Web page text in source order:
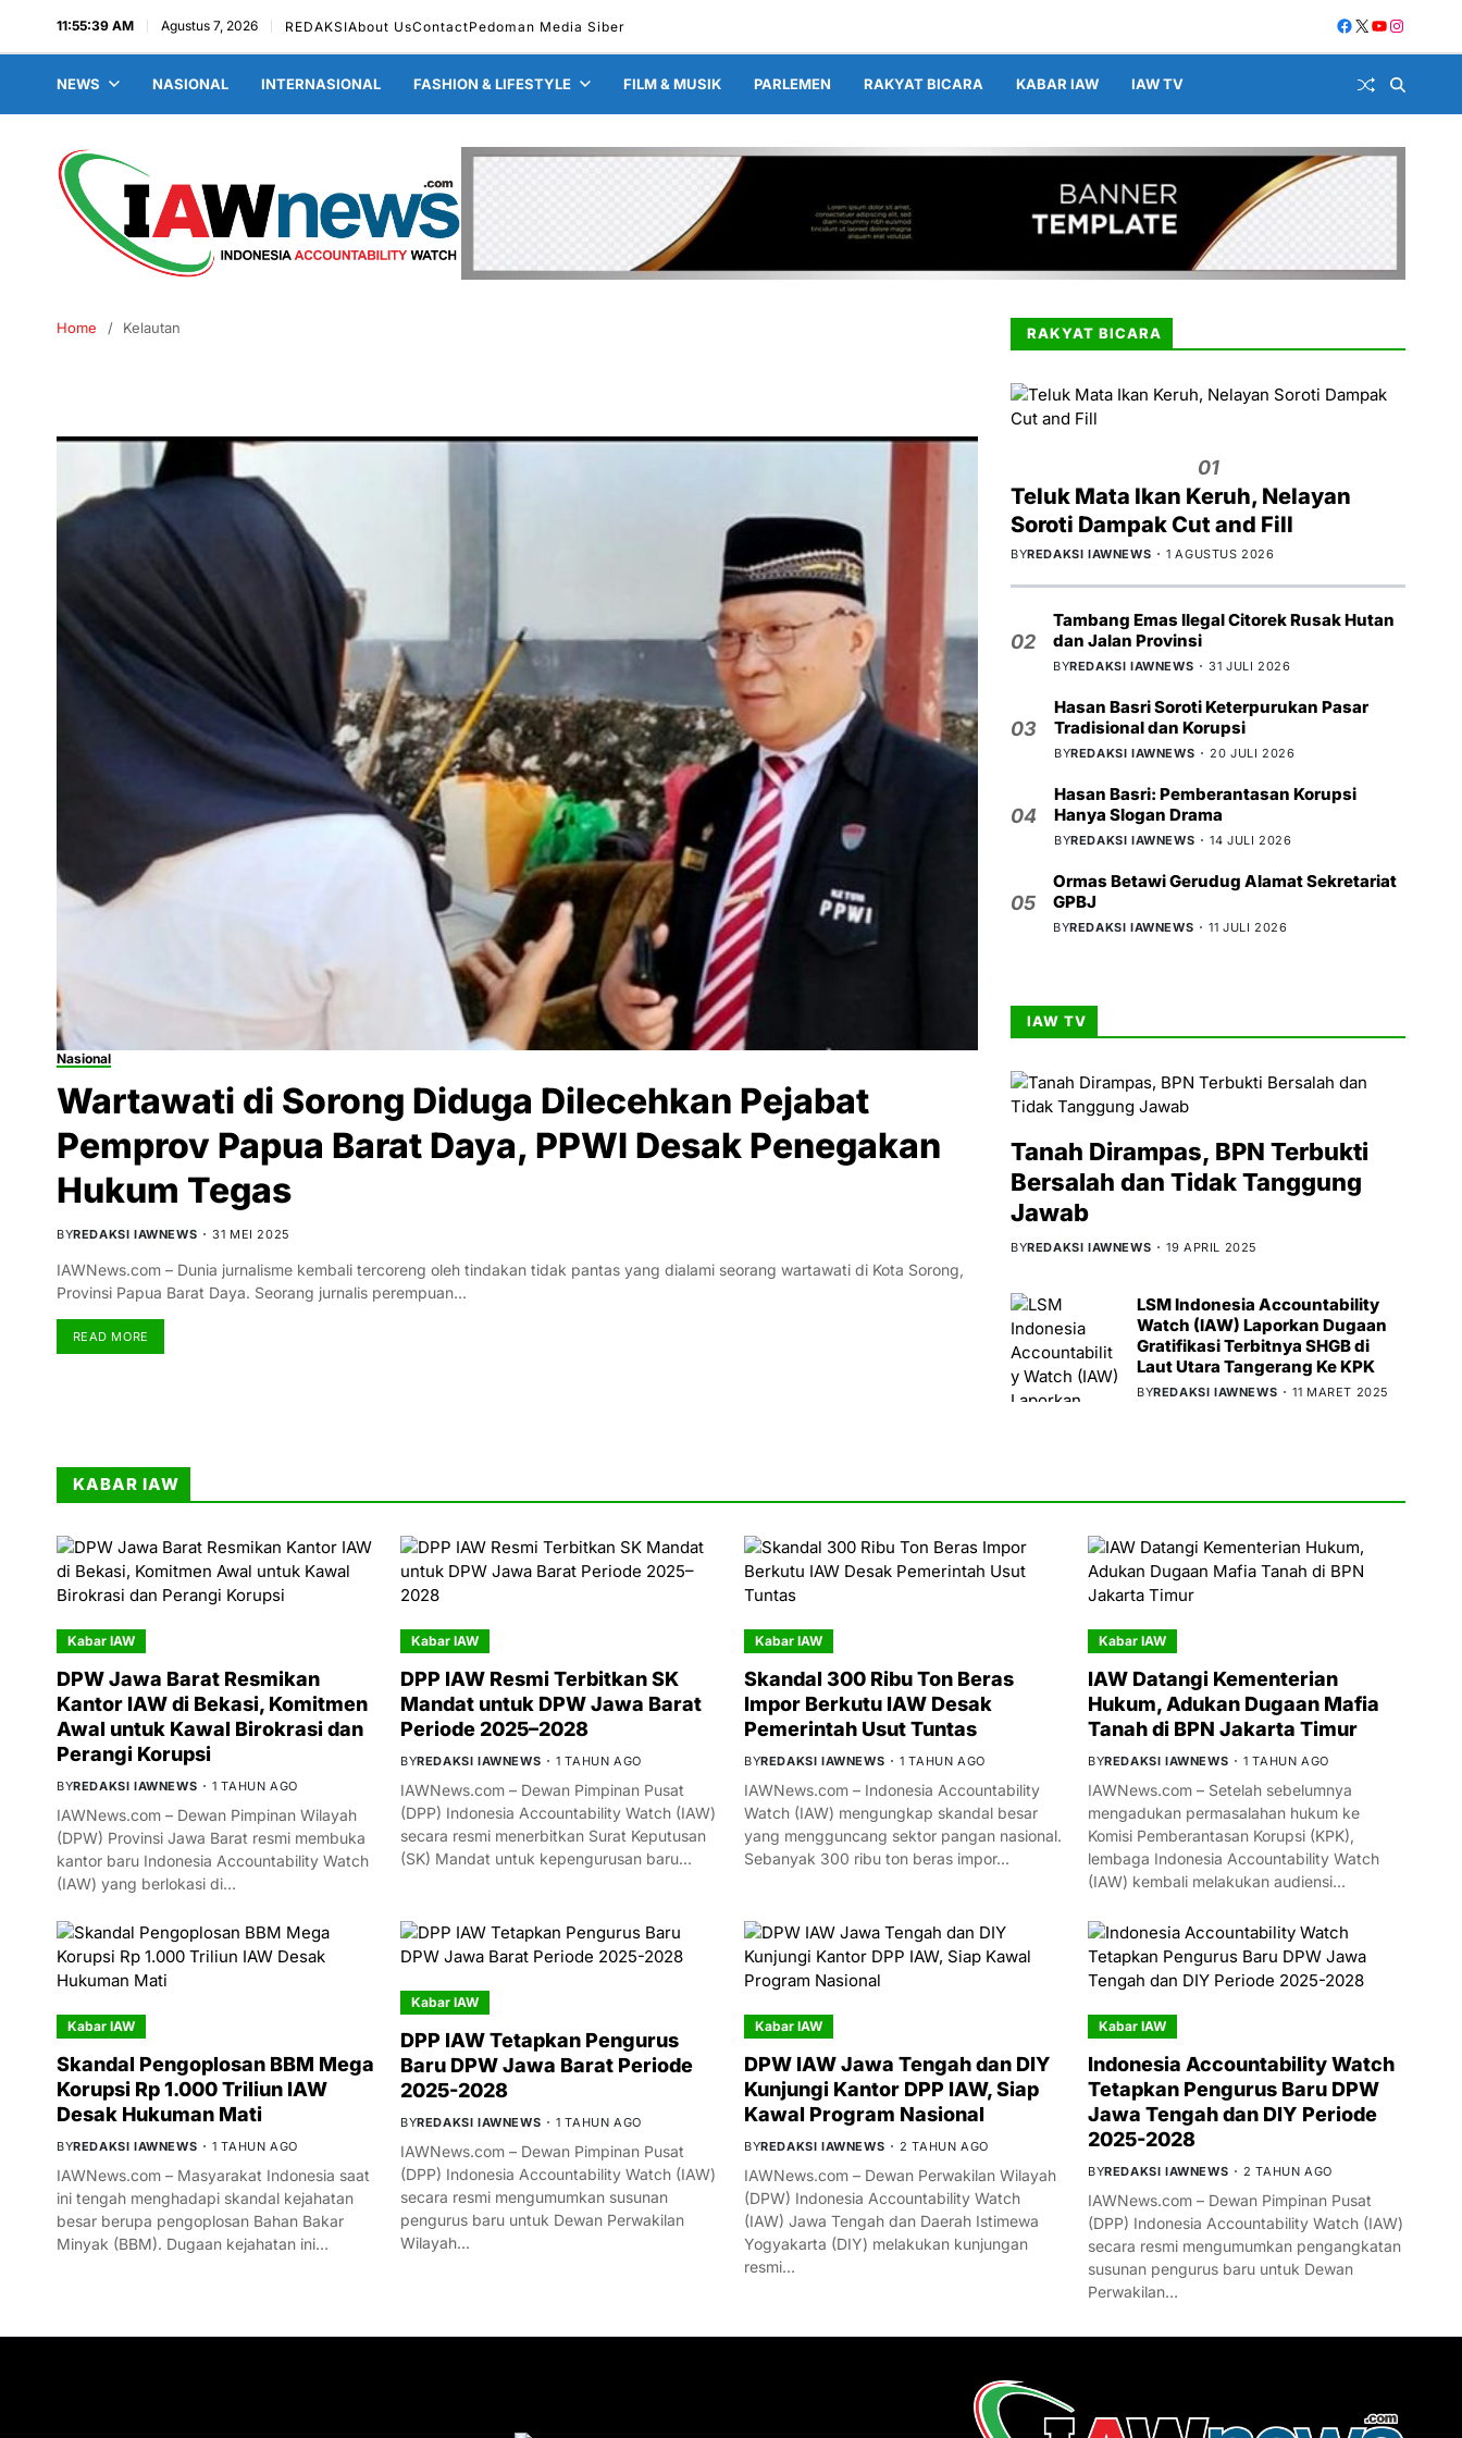
11:55:40 AM Agustus 7, 2026 REDAKSIAbout UsContactPedoman Media Siber
NEWS NASIONAL INTERNASIONAL FASHION & LIFESTYLE FILM & MUSIK PARLEMEN RAKYAT BICARA KABAR IAW IAW TV
Home Kelautan
Nasional
Wartawati di Sorong Diduga Dilecehkan Pejabat
Pemprov Papua Barat Daya, PPWI Desak Penegakan
Hukum Tegas
BYREDAKSI IAWNEWS 31 MEI 2025
IAWNews.com – Dunia jurnalisme kembali tercoreng oleh tindakan tidak pantas yang dialami seorang wartawati di Kota Sorong,
Provinsi Papua Barat Daya. Seorang jurnalis perempuan…
READ MORE
RAKYAT BICARA
01
Teluk Mata Ikan Keruh, Nelayan
Soroti Dampak Cut and Fill
BYREDAKSI IAWNEWS 1 AGUSTUS 2026
02
Tambang Emas Ilegal Citorek Rusak Hutan
dan Jalan Provinsi
BYREDAKSI IAWNEWS 31 JULI 2026
03
Hasan Basri Soroti Keterpurukan Pasar
Tradisional dan Korupsi
BYREDAKSI IAWNEWS 20 JULI 2026
04
Hasan Basri: Pemberantasan Korupsi
Hanya Slogan Drama
BYREDAKSI IAWNEWS 14 JULI 2026
05
Ormas Betawi Gerudug Alamat Sekretariat
GPBJ
BYREDAKSI IAWNEWS 11 JULI 2026
IAW TV
Tanah Dirampas, BPN Terbukti
Bersalah dan Tidak Tanggung
Jawab
BYREDAKSI IAWNEWS 19 APRIL 2025
LSM Indonesia Accountability
Watch (IAW) Laporkan Dugaan
Gratifikasi Terbitnya SHGB di
Laut Utara Tangerang Ke KPK
BYREDAKSI IAWNEWS 11 MARET 2025
KABAR IAW
Kabar IAW
DPW Jawa Barat Resmikan
Kantor IAW di Bekasi, Komitmen
Awal untuk Kawal Birokrasi dan
Perangi Korupsi
BYREDAKSI IAWNEWS 1 TAHUN AGO
IAWNews.com – Dewan Pimpinan Wilayah
(DPW) Provinsi Jawa Barat resmi membuka
kantor baru Indonesia Accountability Watch
(IAW) yang berlokasi di…
Kabar IAW
DPP IAW Resmi Terbitkan SK
Mandat untuk DPW Jawa Barat
Periode 2025–2028
BYREDAKSI IAWNEWS 1 TAHUN AGO
IAWNews.com – Dewan Pimpinan Pusat
(DPP) Indonesia Accountability Watch (IAW)
secara resmi menerbitkan Surat Keputusan
(SK) Mandat untuk kepengurusan baru…
Kabar IAW
Skandal 300 Ribu Ton Beras
Impor Berkutu IAW Desak
Pemerintah Usut Tuntas
BYREDAKSI IAWNEWS 1 TAHUN AGO
IAWNews.com – Indonesia Accountability
Watch (IAW) mengungkap skandal besar
yang mengguncang sektor pangan nasional.
Sebanyak 300 ribu ton beras impor…
Kabar IAW
IAW Datangi Kementerian
Hukum, Adukan Dugaan Mafia
Tanah di BPN Jakarta Timur
BYREDAKSI IAWNEWS 1 TAHUN AGO
IAWNews.com – Setelah sebelumnya
mengadukan permasalahan hukum ke
Komisi Pemberantasan Korupsi (KPK),
lembaga Indonesia Accountability Watch
(IAW) kembali melakukan audiensi…
Kabar IAW
Skandal Pengoplosan BBM Mega
Korupsi Rp 1.000 Triliun IAW
Desak Hukuman Mati
BYREDAKSI IAWNEWS 1 TAHUN AGO
IAWNews.com – Masyarakat Indonesia saat
ini tengah menghadapi skandal kejahatan
besar berupa pengoplosan Bahan Bakar
Minyak (BBM). Dugaan kejahatan ini…
Kabar IAW
DPP IAW Tetapkan Pengurus
Baru DPW Jawa Barat Periode
2025-2028
BYREDAKSI IAWNEWS 1 TAHUN AGO
IAWNews.com – Dewan Pimpinan Pusat
(DPP) Indonesia Accountability Watch (IAW)
secara resmi mengumumkan susunan
pengurus baru untuk Dewan Perwakilan
Wilayah…
Kabar IAW
DPW IAW Jawa Tengah dan DIY
Kunjungi Kantor DPP IAW, Siap
Kawal Program Nasional
BYREDAKSI IAWNEWS 2 TAHUN AGO
IAWNews.com – Dewan Perwakilan Wilayah
(DPW) Indonesia Accountability Watch
(IAW) Jawa Tengah dan Daerah Istimewa
Yogyakarta (DIY) melakukan kunjungan
resmi…
Kabar IAW
Indonesia Accountability Watch
Tetapkan Pengurus Baru DPW
Jawa Tengah dan DIY Periode
2025-2028
BYREDAKSI IAWNEWS 2 TAHUN AGO
IAWNews.com – Dewan Pimpinan Pusat
(DPP) Indonesia Accountability Watch (IAW)
secara resmi mengumumkan pengangkatan
susunan pengurus baru untuk Dewan
Perwakilan…